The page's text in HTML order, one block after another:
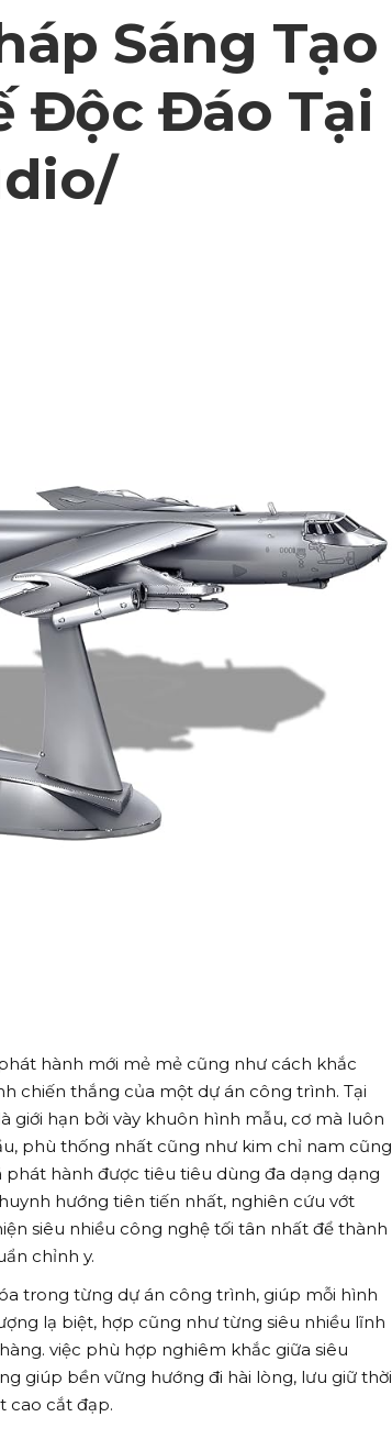
Sáng Tạo
Độc Đáo Tại
hành mới mẻ mẻ cũng như cách khắc
chiến thắng của một dự án công trình. Tại
giới hạn bởi vày khuôn hình mẫu, cơ mà luôn
phù thống nhất cũng như kim chỉ nam cũng
hành được tiêu tiêu dùng đa dạng dạng
hướng tiên tiến nhất, nghiên cứu vớt
siêu nhiều công nghệ tối tân nhất để thành
chỉnh y.
trong từng dự án công trình, giúp mỗi hình
lạ biệt, hợp cũng như từng siêu nhiều lĩnh
việc phù hợp nghiêm khắc giữa siêu
giúp bền vững hướng đi hài lòng, lưu giữ thời
cao cắt đạp.